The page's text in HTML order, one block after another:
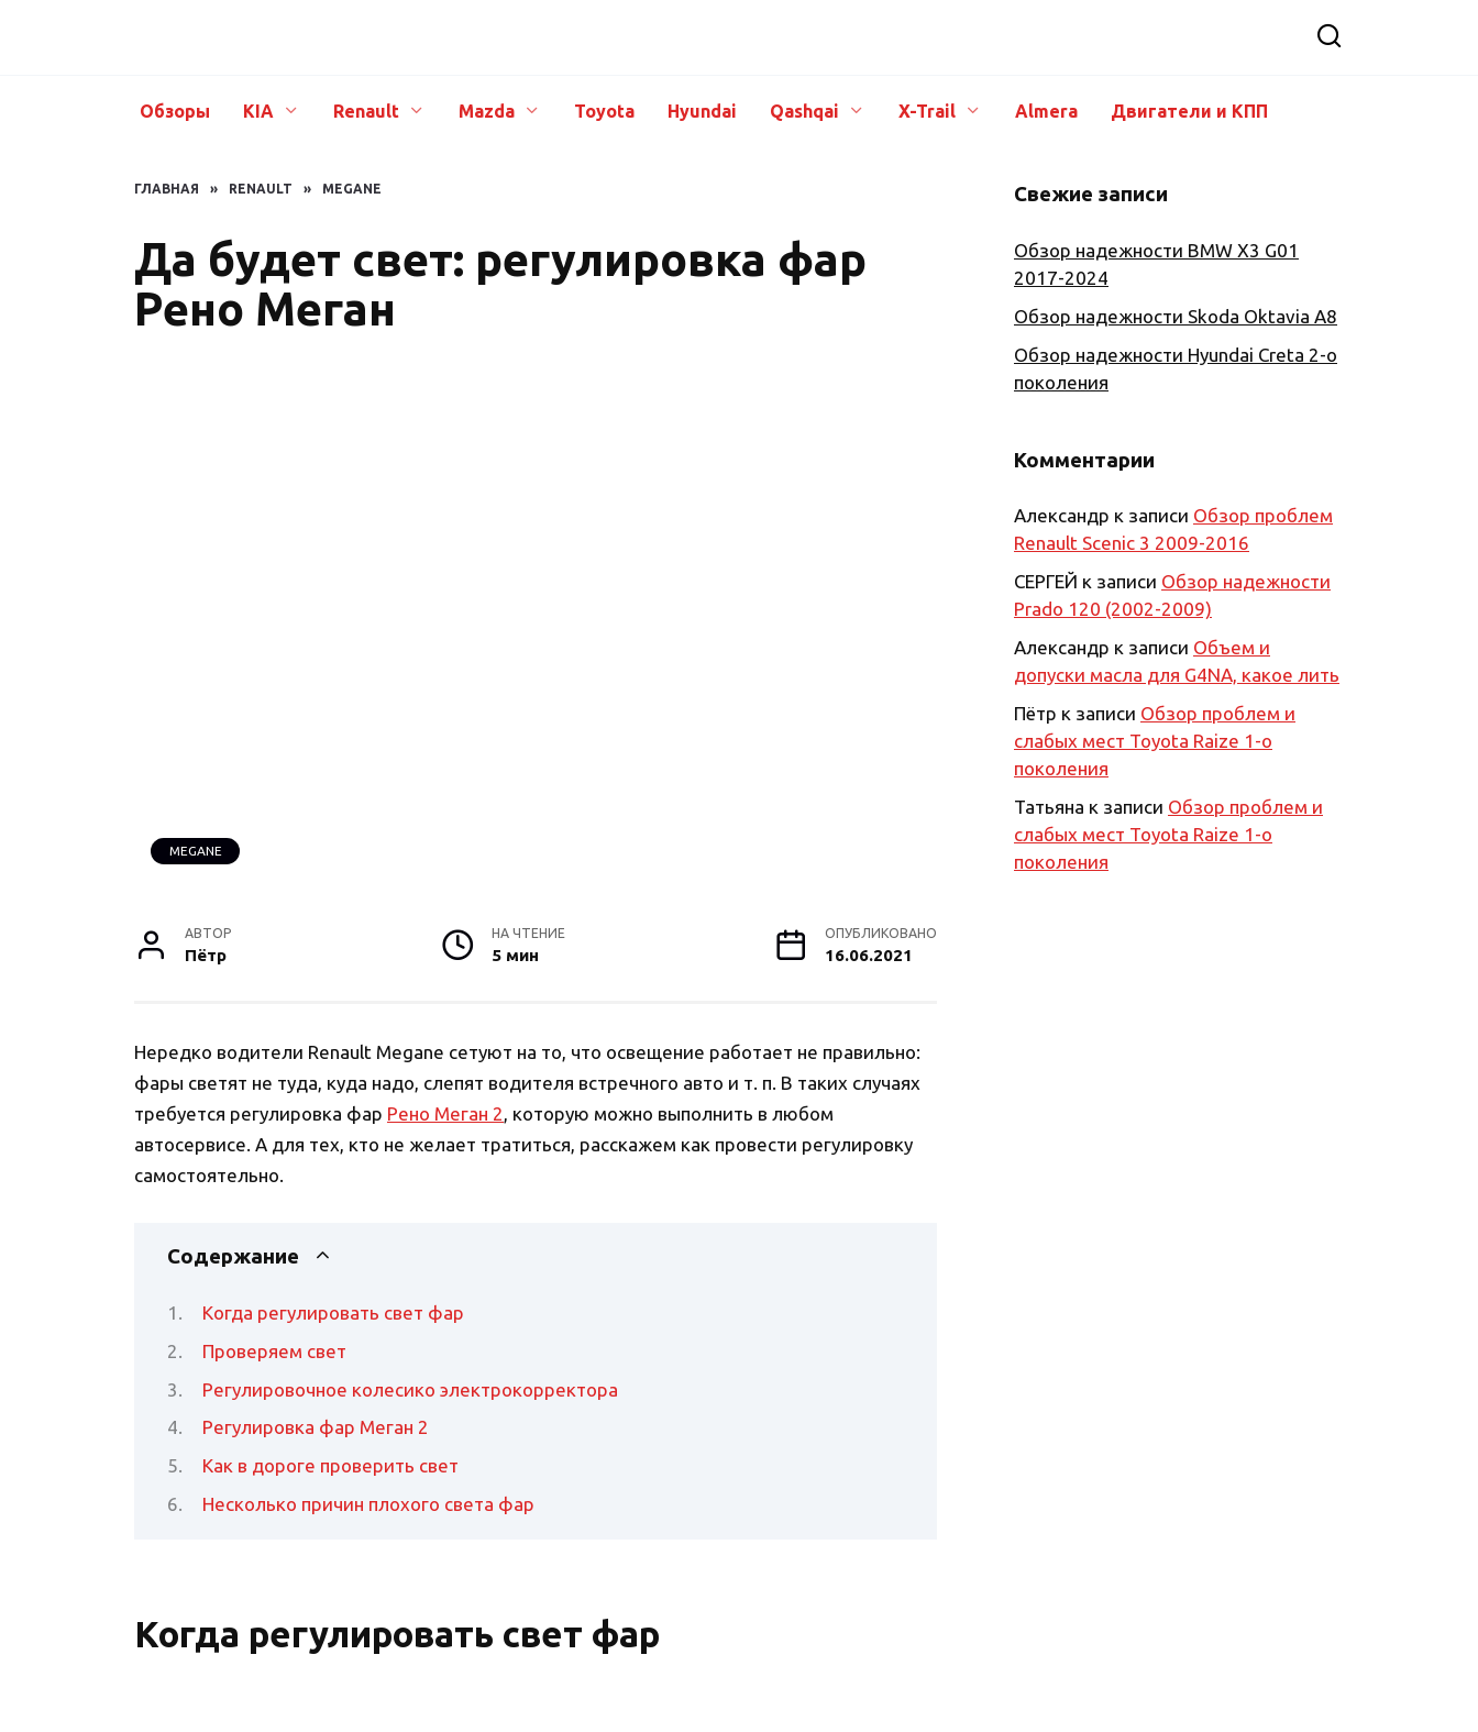
Обзоры KIA Renault Mazda Toyota Hyundai Qashqai X-Trail Almera Двигатели и КПП
ГЛАВНАЯ » RENAULT » MEGANE
Да будет свет: регулировка фар
Рено Меган
MEGANE
АВТОР
Пётр
НА ЧТЕНИЕ
5 мин
ОПУБЛИКОВАНО
16.06.2021
Нередко водители Renault Megane сетуют на то, что освещение работает не правильно:
фары светят не туда, куда надо, слепят водителя встречного авто и т. п. В таких случаях
требуется регулировка фар Рено Меган 2, которую можно выполнить в любом
автосервисе. А для тех, кто не желает тратиться, расскажем как провести регулировку
самостоятельно.
Содержание
Когда регулировать свет фар
Проверяем свет
Регулировочное колесико электрокорректора
Регулировка фар Меган 2
Как в дороге проверить свет
Несколько причин плохого света фар
Когда регулировать свет фар
Свежие записи
Обзор надежности BMW X3 G01
2017-2024
Обзор надежности Skoda Oktavia A8
Обзор надежности Hyundai Creta 2-о
поколения
Комментарии
Александр к записи Обзор проблем
Renault Scenic 3 2009-2016
СЕРГЕЙ к записи Обзор надежности
Prado 120 (2002-2009)
Александр к записи Объем и
допуски масла для G4NA, какое лить
Пётр к записи Обзор проблем и
слабых мест Toyota Raize 1-о
поколения
Татьяна к записи Обзор проблем и
слабых мест Toyota Raize 1-о
поколения